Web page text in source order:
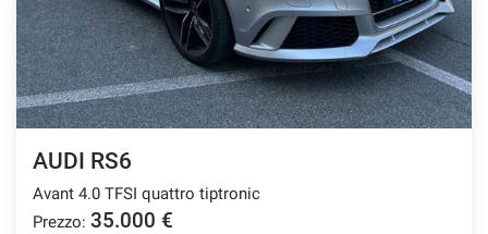
AUDI RS6
Avant 4.0 TFSI quattro tiptronic
Prezzo: 35.000 €